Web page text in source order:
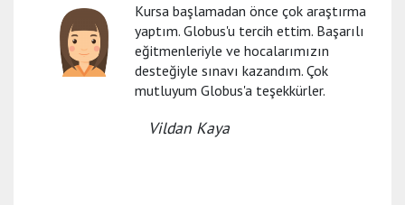
Kursa başlamadan önce çok araştırma
yaptım. Globus'u tercih ettim. Başarılı
eğitmenleriyle ve hocalarımızın
desteğiyle sınavı kazandım. Çok
mutluyum Globus'a teşekkürler.
Vildan Kaya